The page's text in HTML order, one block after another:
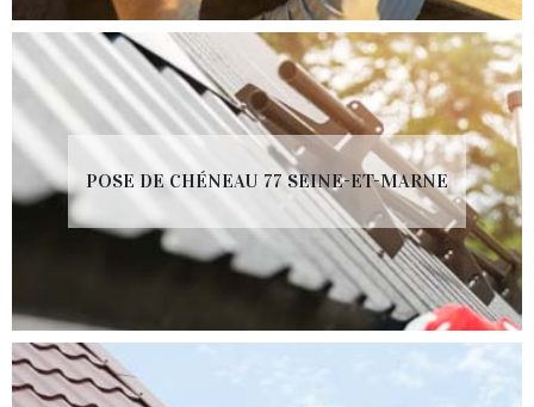
POSE DE CHÉNEAU 77 SEINE-ET-MARNE